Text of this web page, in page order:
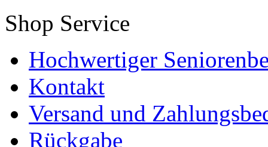
Shop Service
Hochwertiger
Kontakt
Versand und
Rückgabe